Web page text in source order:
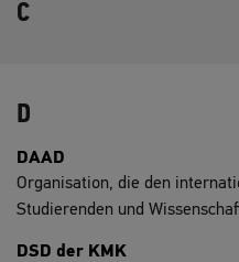
C
D
DAAD
Organisation, die den
Studierenden und
DSD der KMK